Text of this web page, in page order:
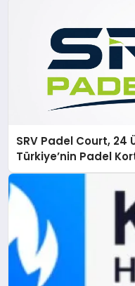
SRV Padel Court,
Türkiye’nin Padel